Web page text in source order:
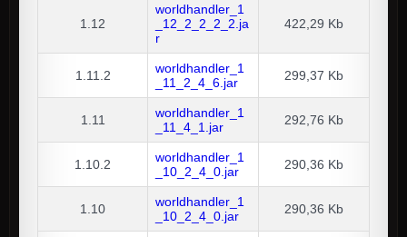
1.12
worldhandler_1
_12_2_2_2_2.ja
r
422,29 Kb
1.11.2
worldhandler_1
_11_2_4_6.jar
299,37 Kb
1.11
worldhandler_1
_11_4_1.jar
292,76 Kb
1.10.2
worldhandler_1
_10_2_4_0.jar
290,36 Kb
1.10
worldhandler_1
_10_2_4_0.jar
290,36 Kb